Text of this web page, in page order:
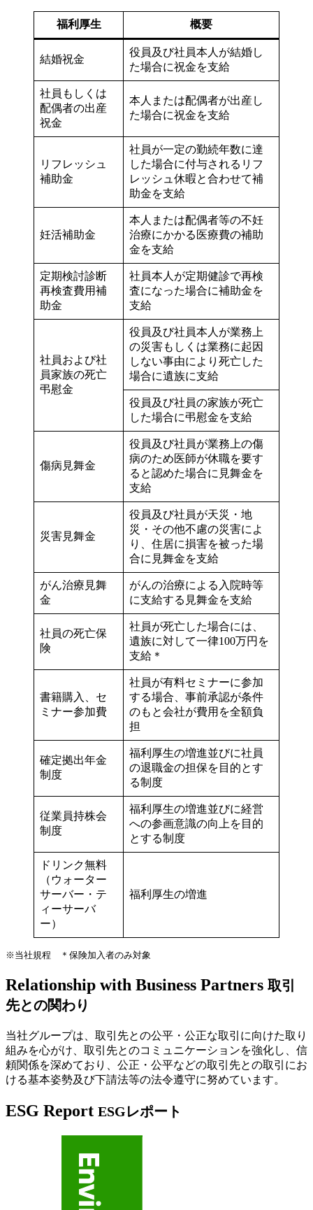
福利厚生 概要
結婚祝金
役員及び社員本人が結婚し
た場合に祝金を支給
社員もしくは
配偶者の出産
祝金
本人または配偶者が出産し
た場合に祝金を支給
リフレッシュ
補助金
社員が一定の勤続年数に達
した場合に付与されるリフ
レッシュ休暇と合わせて補
助金を支給
妊活補助金
本人または配偶者等の不妊
治療にかかる医療費の補助
金を支給
定期検討診断
再検査費用補
助金
社員本人が定期健診で再検
査になった場合に補助金を
支給
社員および社
員家族の死亡
弔慰金
役員及び社員本人が業務上
の災害もしくは業務に起因
しない事由により死亡した
場合に遺族に支給
役員及び社員の家族が死亡
した場合に弔慰金を支給
傷病見舞金
役員及び社員が業務上の傷
病のため医師が休職を要す
ると認めた場合に見舞金を
支給
災害見舞金
役員及び社員が天災・地
災・その他不慮の災害によ
り、住居に損害を被った場
合に見舞金を支給
がん治療見舞
金
がんの治療による入院時等
に支給する見舞金を支給
社員の死亡保
険
社員が死亡した場合には、
遺族に対して一律100万円を
支給＊
書籍購入、セ
ミナー参加費
社員が有料セミナーに参加
する場合、事前承認が条件
のもと会社が費用を全額負
担
確定拠出年金
制度
福利厚生の増進並びに社員
の退職金の担保を目的とす
る制度
従業員持株会
制度
福利厚生の増進並びに経営
への参画意識の向上を目的
とする制度
ドリンク無料
（ウォーター
サーバー・テ
ィーサーバ
ー）
福利厚生の増進
※当社規程 ＊保険加入者のみ対象
Relationship with Business Partners 取引
先との関わり
当社グループは、取引先との公平・公正な取引に向けた取り
組みを心がけ、取引先とのコミュニケーションを強化し、信
頼関係を深めており、公正・公平などの取引先との取引にお
ける基本姿勢及び下請法等の法令遵守に努めています。
ESG Report ESGレポート